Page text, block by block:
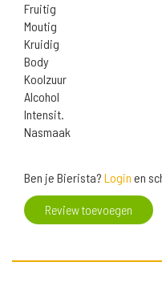
Fruitig
Moutig
Kruidig
Body
Koolzuur
Alcohol
Intensit.
Nasmaak
Ben je Bierista? Login en
Review toevoegen